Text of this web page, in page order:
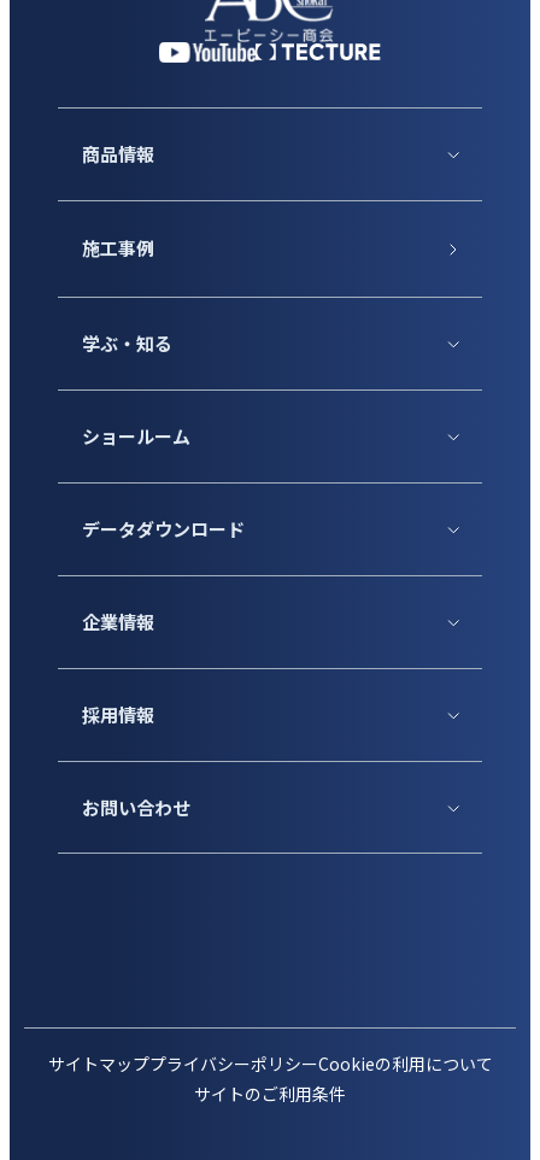
商品情報
施工事例
学ぶ・知る
ショールーム
データダウンロード
企業情報
採用情報
お問い合わせ
サイトマッププライバシーポリシーCookieの利用について
サイトのご利用条件